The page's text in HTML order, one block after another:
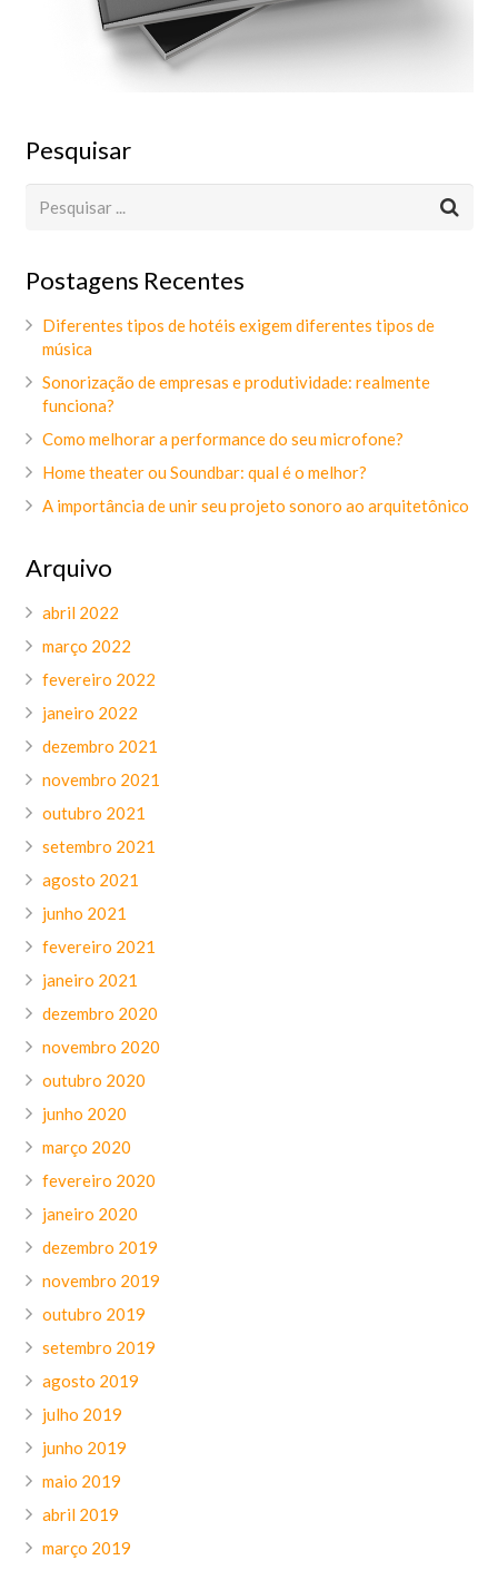
Pesquisar
Postagens Recentes
Diferentes tipos de hotéis exigem diferentes tipos de
música
Sonorização de empresas e produtividade: realmente
funciona?
Como melhorar a performance do seu microfone?
Home theater ou Soundbar: qual é o melhor?
A importância de unir seu projeto sonoro ao arquitetônico
Arquivo
abril 2022
março 2022
fevereiro 2022
janeiro 2022
dezembro 2021
novembro 2021
outubro 2021
setembro 2021
agosto 2021
junho 2021
fevereiro 2021
janeiro 2021
dezembro 2020
novembro 2020
outubro 2020
junho 2020
março 2020
fevereiro 2020
janeiro 2020
dezembro 2019
novembro 2019
outubro 2019
setembro 2019
agosto 2019
julho 2019
junho 2019
maio 2019
abril 2019
março 2019